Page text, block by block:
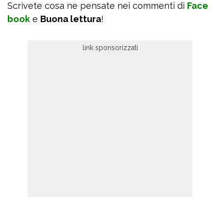
Scrivete cosa ne pensate nei commenti di Face
book e Buona lettura!